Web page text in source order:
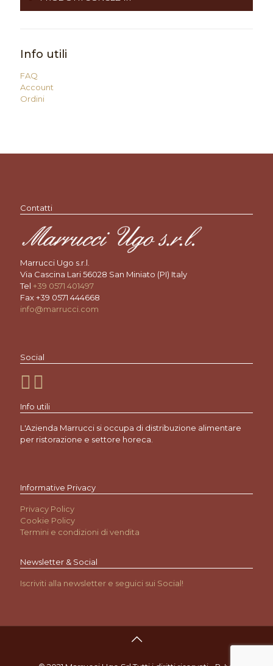
Info utili
FAQ
Account
Ordini
Contatti
Marrucci Ugo s.r.l.
Via Cascina Lari 56028 San Miniato (PI) Italy
Tel +39 0571 401497
Fax +39 0571 444668
info@marrucci.com
Social
Info utili
L'Azienda Marrucci si occupa di distribuzione alimentare
per ristorazione e settore horeca.
Informative Privacy
Privacy Policy
Cookie Policy
Termini e condizioni di vendita
Newsletter & Social
Iscriviti alla newsletter e seguici sui Social!